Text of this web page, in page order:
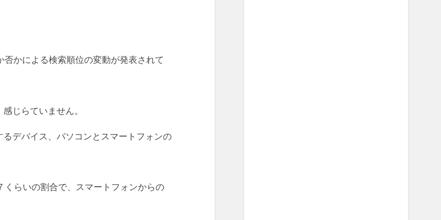
かによる検索順位の変動が発表されて
じらていません。
デバイス、パソコンとスマートフォンの
らいの割合で、スマートフォンからの